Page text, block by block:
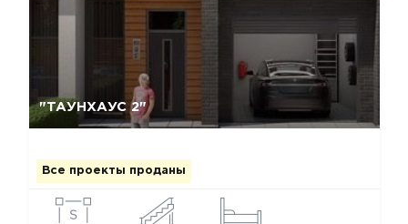
"ТАУНХАУС 2"
Все проекты проданы